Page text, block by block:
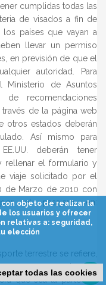
cumplidas todas las
de visados a fin de
países que vayan a
llevar un permiso
en previsión de que el
autoridad. Para
Ministerio de Asuntos
recomendaciones
de la página web
otros estados deberán
Así mismo para
deberán tener
rellenar el formulario y
viaje solicitado por el
de Marzo de 2010 con
el pasajero en:
terrestre se refiere,
enseres personales del
que sea la parte del
objeto de realizar la
los usuarios y ofrecer
relativas a: seguridad,
elección
todas las cookies